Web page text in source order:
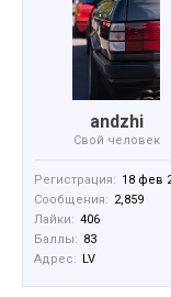
аndzhi
Свой человек
Регистрация: 18 фев
Сообщения: 2,859
Лайки: 406
Баллы: 83
Адрес: LV